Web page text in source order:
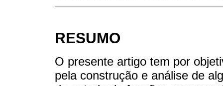
RESUMO
O presente artigo tem por
pela construção e análise de